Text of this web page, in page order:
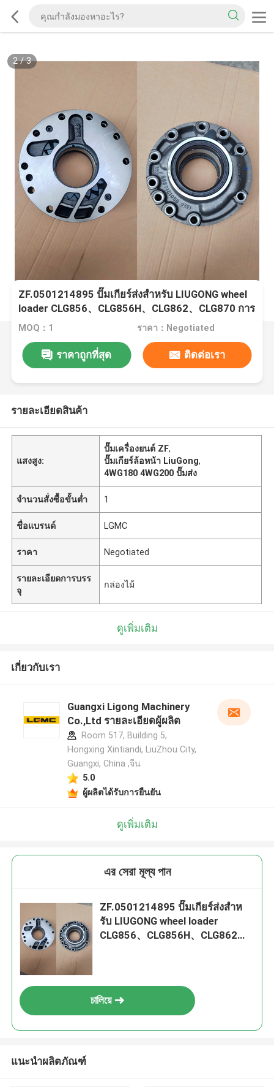
2/3
ZF.0501214895 ปั๊มเกียร์ส่งสําหรับ LIUGONG wheel
loader CLG856、CLG856H、CLG862、CLG870 การ
ส่ง 4WG180 4WG200 6WG180 3WG190
MOQ：1 ราคา：Negotiated
ราคาถูกที่สุด ติดต่อเรา
รายละเอียดสินค้า
แสงสูง:
ปั๊มเครื่องยนต์ ZF,
ปั๊มเกียร์ล้อหน้า LiuGong,
4WG180 4WG200 ปั๊มส่ง
จำนวนสั่งซื้อขั้นต่ำ 1
ชื่อแบรนด์ LGMC
ราคา Negotiated
รายละเอียดการบรร
จุ
กล่องไม้
ดูเพิ่มเติม
เกี่ยวกับเรา
Guangxi Ligong Machinery
Co.,Ltd รายละเอียดผู้ผลิต
Room 517, Building 5,
Hongxing Xintiandi, LiuZhou City,
Guangxi, China ,จีน
5.0
ผู้ผลิตได้รับการยืนยัน
ดูเพิ่มเติม
এর সেরা মূল্য পান
ZF.0501214895 ปั๊มเกียร์ส่งสําห
รับ LIUGONG wheel loader
CLG856、CLG856H、CLG862、
চালিয়ে
แนะนำผลิตภัณฑ์